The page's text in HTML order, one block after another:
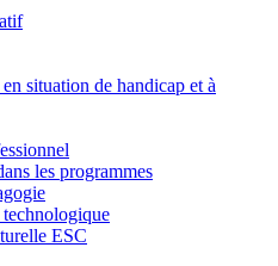
situation de handicap et à
les programmes
technologique
ESC